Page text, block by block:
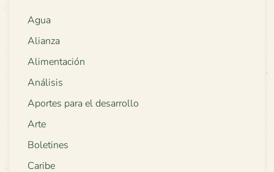
Agua
Alianza
Alimentación
Análisis
Aportes para el desarrollo
Arte
Boletines
Caribe